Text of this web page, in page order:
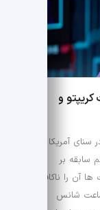
کریپتو و
آمریکا به
سابقه بر
آن را ناکافی
شانس